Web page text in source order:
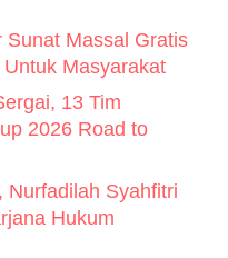
Sunat Massal Gratis
Masyarakat
13 Tim
2026 Road to
Nurfadilah Syahfitri
Hukum